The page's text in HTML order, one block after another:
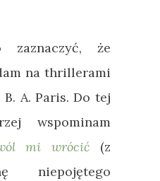
że
na thrillerami
A. Paris. Do tej
wspominam
mi wrócić (z
niepojętego